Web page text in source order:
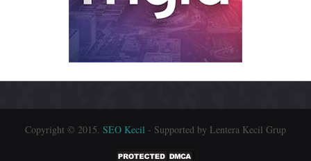
Copyright © 2015. SEO Kecil - Supported by Lentera Kecil Grup